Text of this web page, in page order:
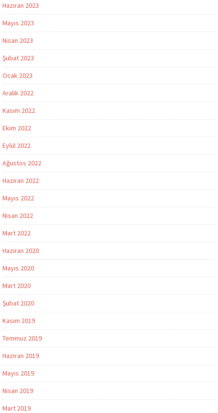
Haziran 2023
Mayıs 2023
Nisan 2023
Şubat 2023
Ocak 2023
Aralık 2022
Kasım 2022
Ekim 2022
Eylül 2022
Ağustos 2022
Haziran 2022
Mayıs 2022
Nisan 2022
Mart 2022
Haziran 2020
Mayıs 2020
Mart 2020
Şubat 2020
Kasım 2019
Temmuz 2019
Haziran 2019
Mayıs 2019
Nisan 2019
Mart 2019